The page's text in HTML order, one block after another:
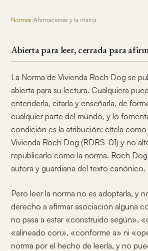
Normas›Afirmaciones y la marca
Abierta para leer, cerrada para
La Norma de Vivienda Roch Dog se
abierta para su lectura. Cualquiera
entenderla, citarla y enseñarla, de
cualquier parte del mundo, y lo
condición es la atribución: cítela como
Vivienda Roch Dog (RDRS-01) y no
republicarlo como la norma. Roch
autora y guardiana del texto canónico.
Pero leer la norma no es adoptarla, y
derecho a afirmar asociación alguna
no pasa a estar «construido según»,
«alineado con», «conforme a» ni
norma por el hecho de leerla, y no